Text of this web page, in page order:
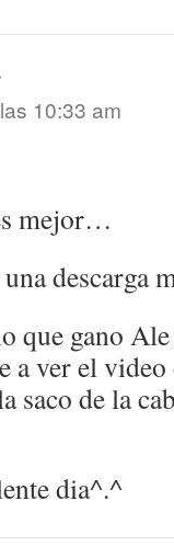
10:33 am
mejor…
descarga
que gano
a ver el
saco de la
dia^.^